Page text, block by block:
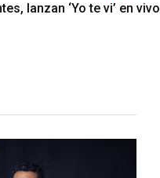
lanzan ‘Yo te vi’ en vivo